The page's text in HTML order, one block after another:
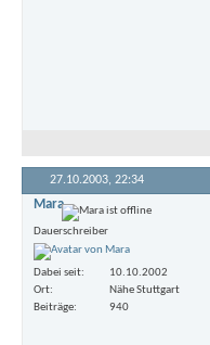
27.10.2003, 22:34
Mara
Dauerschreiber
Dabei seit
10.10.2002
Ort
Nähe Stuttgart
Beiträge
940